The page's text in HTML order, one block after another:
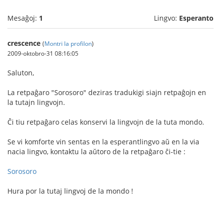
Mesaĝoj: 1 Lingvo: Esperanto
crescence (Montri la profilon)
2009-oktobro-31 08:16:05
Saluton,
La retpaĝaro "Sorosoro" deziras tradukigi siajn retpaĝojn en
la tutajn lingvojn.
Ĉi tiu retpaĝaro celas konservi la lingvojn de la tuta mondo.
Se vi komforte vin sentas en la esperantlingvo aŭ en la via
nacia lingvo, kontaktu la aŭtoro de la retpaĝaro ĉi-tie :
Sorosoro
Hura por la tutaj lingvoj de la mondo !